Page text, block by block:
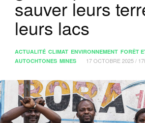
sauver leurs
leurs lacs
ACTUALITÉ CLIMAT ENVIRONNEMENT FORÊT
AUTOCHTONES MINES 17 OCTOBRE 2025 /